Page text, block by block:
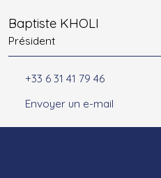
Baptiste KHOLI
Président
+33 6 31 41 79 46
Envoyer un e-mail